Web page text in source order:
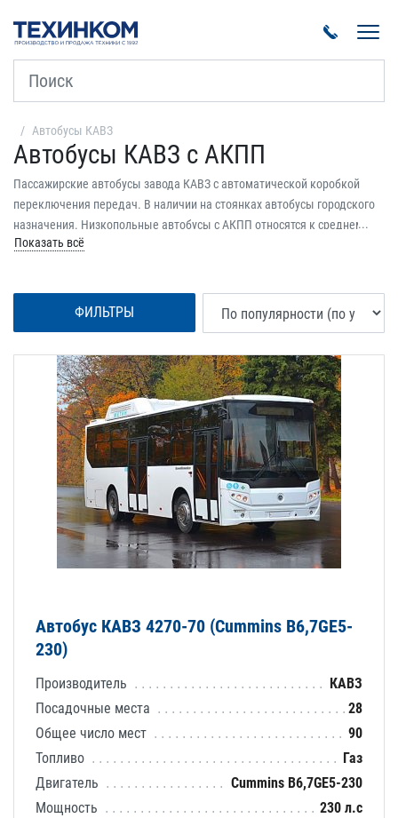
Автобусы КАВЗ
Автобусы КАВЗ с АКПП
Показать всё
Пассажирские автобусы завода КАВЗ с автоматической коробкой
переключения передач. В наличии на стоянках автобусы городского
назначения. Низкопольные автобусы с АКПП относятся к среднему
классу. Количество посадочных мест – 28, общая вместимость – 90.
ФИЛЬТРЫ
Автобус КАВЗ 4270-70 (Cummins B6,7GE5-
230)
Производитель
КАВЗ
Посадочные места
28
Общее число мест
90
Топливо
Газ
Двигатель
Cummins B6,7GE5-230
Мощность
230 л.с